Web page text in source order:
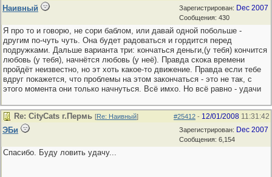
Зарегистрирован: Dec 2007
Сообщения: 430
Наивный
Я про то и говорю, не сори баблом, или давай одной побольше -
другим по-чуть чуть. Она будет радоваться и гордится перед
подружками. Дальше варианта три: кончаться деньги,(у тебя) кончится
любовь (у тебя), начнётся любовь (у неё). Правда скока времени
пройдёт неизвестно, но эт хоть какое-то движение. Правда если тебе
вдруг покажется, что проблемы на этом закончаться - это не так, с
этого момента они только начнуться. Всё имхо. Но всё равно - удачи
#25412 - 12/01/2008 11:31:42
Re: CityCats г.Пермь [Re: Наивный]
Зарегистрирован: Dec 2007
Сообщения: 6,154
ЭБи
Спасибо. Буду ловить удачу...